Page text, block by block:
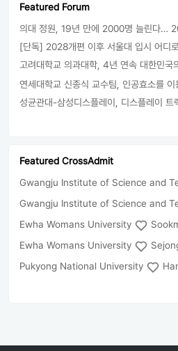
Featured Forum
의대 정원, 19년 만에 2000명 늘린다…
[단독] 2028개편 이후 서울대 입시 어디
성균관대-삼성디스플레이, 디스플레이 트
Featured CrossAdmit
Gwangju Institute of Science and
Gwangju Institute of Science and
Ewha Womans University
Ewha Womans University
Pukyong National University